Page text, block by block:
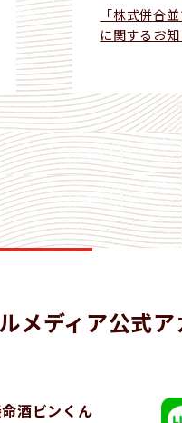
「株式併合
に関するお
メディア公式ア
酒ビンくん